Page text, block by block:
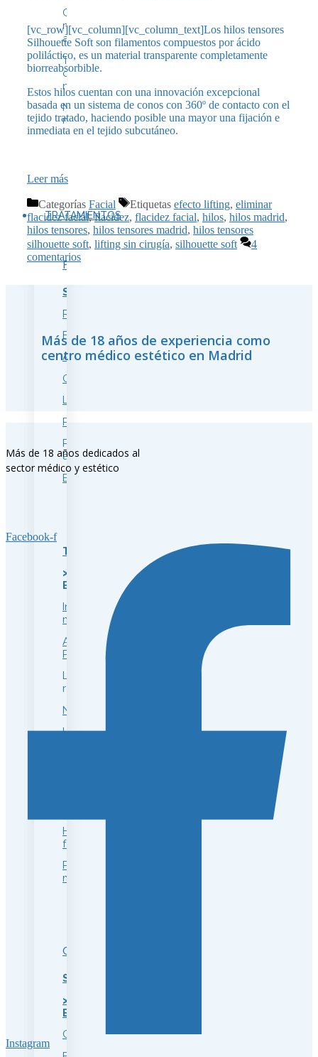
Centro
médico
autorizado
Trabaja
con
nosotros
Nuestras
marcas
TRATAMIENTOS
FACIAL
Síntoma
Rejuvenecimiento
Flacidez
Arrugas
Ojeras
Labios
Pómulos
Piel
apagada
Bruxismo
Tratamiento
>
Endolifting
Indiba
médico
Accent
Prime
Láser
rejuvenecimiento
Neuromoduladores
Hilos
Hydra
facial
Peeling
médico
CORPORAL
Síntoma
>
Estrías
Celulitis
[vc_row][vc_column][vc_column_text]Los hilos tensores
Silhouette Soft son filamentos compuestos por ácido
poliláctico, es un material transparente completamente
biorreabsorbible.
Estos hilos cuentan con una innovación excepcional
basada en un sistema de conos con 360º de contacto con el
tejido tratado, haciendo posible una mayor una fijación e
inmediata en el tejido subcutáneo.
Leer más
Categorías Facial Etiquetas efecto lifting, eliminar
flacidez facial,flacidez, flacidez facial, hilos, hilos madrid,
hilos tensores, hilos tensores madrid, hilos tensores
silhouette soft, lifting sin cirugía, silhouette soft
4
comentarios
Más de 18 años de experiencia como
centro médico estético en Madrid
Más de 18 años dedicados al
sector médico y estético
Facebook-f
Instagram